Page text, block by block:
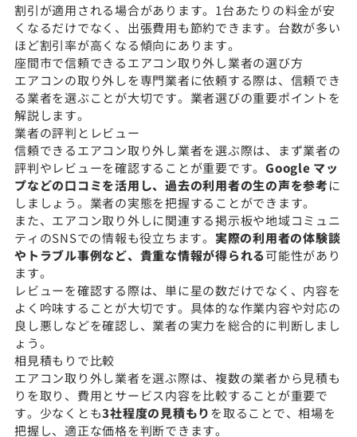
割引が適用される場合があります。1台あたりの料金が安
くなるだけでなく、出張費用も節約できます。台数が多い
ほど割引率が高くなる傾向にあります。
座間市で信頼できるエアコン取り外し業者の選び方
エアコンの取り外しを専門業者に依頼する際は、信頼でき
る業者を選ぶことが大切です。業者選びの重要ポイントを
解説します。
業者の評判とレビュー
信頼できるエアコン取り外し業者を選ぶ際は、まず業者の
評判やレビューを確認することが重要です。 Google マッ
プなどの口コミを活用し、過去の利用者の生の声を参考に
しましょう。業者の実態を把握することができます。
また、エアコン取り外しに関連する掲示板や地域コミュニ
ティのSNSでの情報も役立ちます。 実際の利用者の体験談
やトラブル事例など、貴重な情報が得られる可能性があり
ます。
レビューを確認する際は、単に星の数だけでなく、内容を
よく吟味することが大切です。具体的な作業内容や対応の
良し悪しなどを確認し、業者の実力を総合的に判断しまし
ょう。
相見積もりで比較
エアコン取り外し業者を選ぶ際は、複数の業者から見積も
りを取り、費用とサービス内容を比較することが重要で
す。少なくとも3社程度の見積もりを取ることで、相場を
把握し、適正な価格を判断できます。